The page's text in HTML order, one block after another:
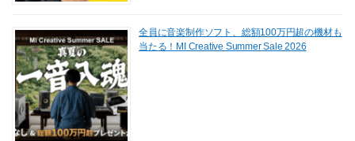
全員に音楽制作ソフト、総額100万円超の機材も
当たる！MI Creative Summer Sale 2026